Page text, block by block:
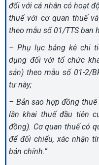
đối với cá nhân có hoạt
thuế với cơ quan thuế
theo mẫu số 01/TTS ban
– Phụ lục bảng kê chi
dụng đối với tổ chức
sản) theo mẫu số 01-2/
tư này;
– Bản sao hợp đồng
lần khai thuế đầu tiên
đồng). Cơ quan thuế có
để đối chiếu, xác nhận
bản chính.”